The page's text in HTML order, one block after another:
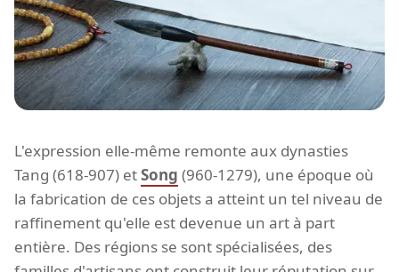
L'expression elle-même remonte aux dynasties
Tang (618-907) etSong (960-1279), une époque où
la fabrication de ces objets a atteint un tel niveau de
raffinement qu'elle est devenue un art à part
entière. Des régions se sont spécialisées, des